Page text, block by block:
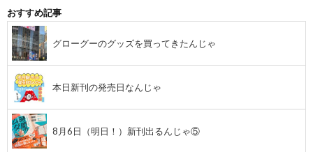
おすすめ記事
グローグーのグッズを買ってきたんじゃ
本日新刊の発売日なんじゃ
8月6日（明日！）新刊出るんじゃ⑤